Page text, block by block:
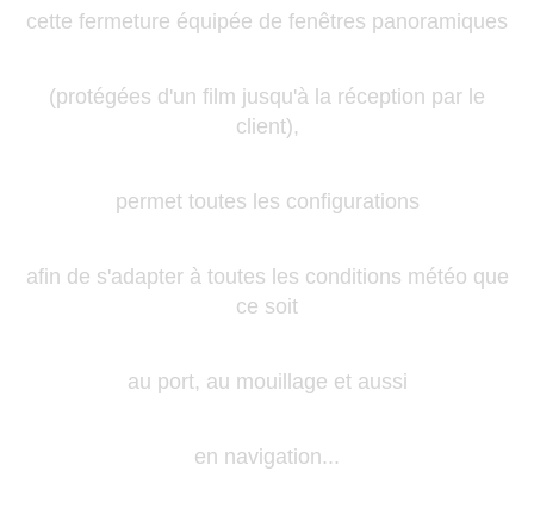
cette fermeture équipée de fenêtres panoramiques
(protégées d'un film jusqu'à la réception par le
client),
permet toutes les configurations
afin de s'adapter à toutes les conditions météo que
ce soit
au port, au mouillage et aussi
en navigation...